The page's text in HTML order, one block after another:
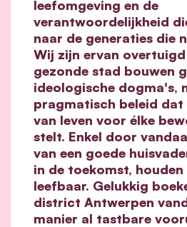
leefomgeving en de
verantwoordelijkheid
naar de generaties die
Wij zijn ervan
gezonde stad bouwen
ideologische dogma's,
pragmatisch beleid
van leven voor élke
stelt. Enkel door
van een goede
in de toekomst,
leefbaar. Gelukkig
district Antwerpen
manier al tastbare